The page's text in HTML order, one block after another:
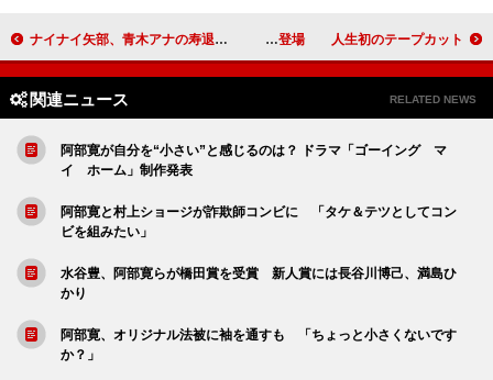
ナイナイ矢部、青木アナの寿退社説を否定 「パパラッチと向かい合っていこう」と覚悟 安室奈美恵、２年半ぶりにイベントに登場 人生初のテープカット
関連ニュース RELATED NEWS
阿部寛が自分を“小さい”と感じるのは？ ドラマ「ゴーイング マ
イ ホーム」制作発表
阿部寛と村上ショージが詐欺師コンビに 「タケ＆テツとしてコン
ビを組みたい」
水谷豊、阿部寛らが橋田賞を受賞 新人賞には長谷川博己、満島ひ
かり
阿部寛、オリジナル法被に袖を通すも 「ちょっと小さくないです
か？」